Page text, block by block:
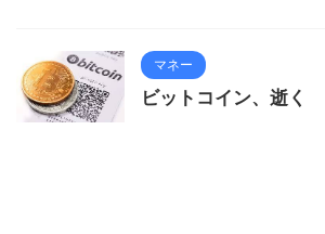
マネー
ビットコイン、逝く